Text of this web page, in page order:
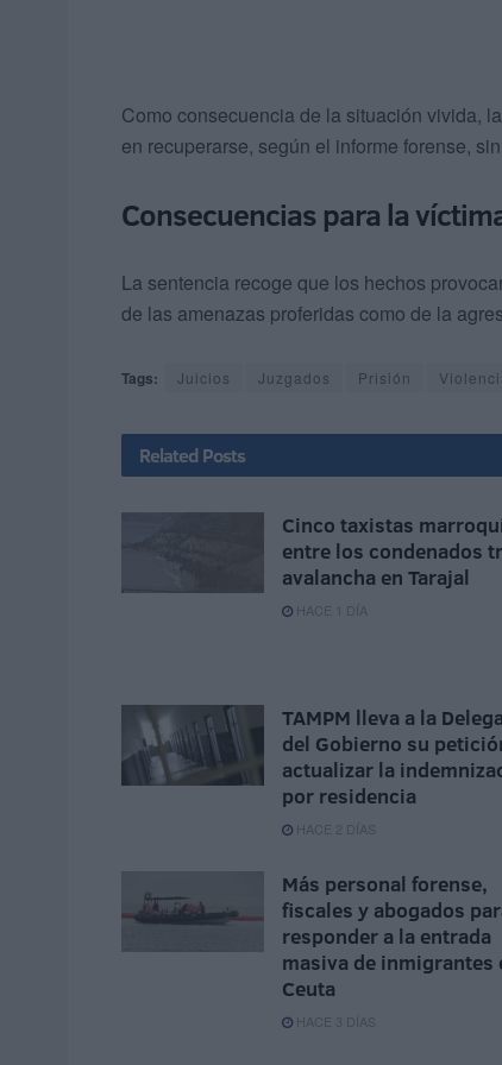
Como consecuencia de la situación vivida,
en recuperarse, según el informe forense,
Consecuencias para la
La sentencia recoge que los hechos
de las amenazas proferidas como de la
Tags: Juicios Juzgados Prisión
Related Posts
Cinco taxistas
entre los condenados
avalancha en Tarajal
HACE 1 DÍA
TAMPM lleva a la
del Gobierno su
actualizar la
por residencia
HACE 2 DÍAS
Más personal forense,
fiscales y abogados
responder a la entrada
masiva de inmigrantes
Ceuta
HACE 3 DÍAS